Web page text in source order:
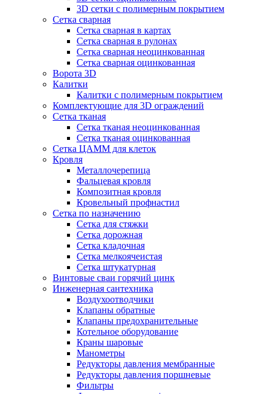
3D сетки с полимерным покрытием
Сетка сварная
Сетка сварная в картах
Сетка сварная в рулонах
Сетка сварная неоцинкованная
Сетка сварная оцинкованная
Ворота 3D
Калитки
Калитки с полимерным покрытием
Комплектующие для 3D ограждений
Сетка тканая
Сетка тканая неоцинкованная
Сетка тканая оцинкованная
Сетка ЦАММ для клеток
Кровля
Металлочерепица
Фальцевая кровля
Композитная кровля
Кровельный профнастил
Сетка по назначению
Сетка для стяжки
Сетка дорожная
Сетка кладочная
Сетка мелкоячеистая
Сетка штукатурная
Винтовые сваи горячий цинк
Инженерная сантехника
Воздухоотводчики
Клапаны обратные
Клапаны предохранительные
Котельное оборудование
Краны шаровые
Манометры
Редукторы давления мембранные
Редукторы давления поршневые
Фильтры